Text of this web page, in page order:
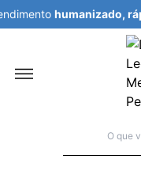
Atendimento